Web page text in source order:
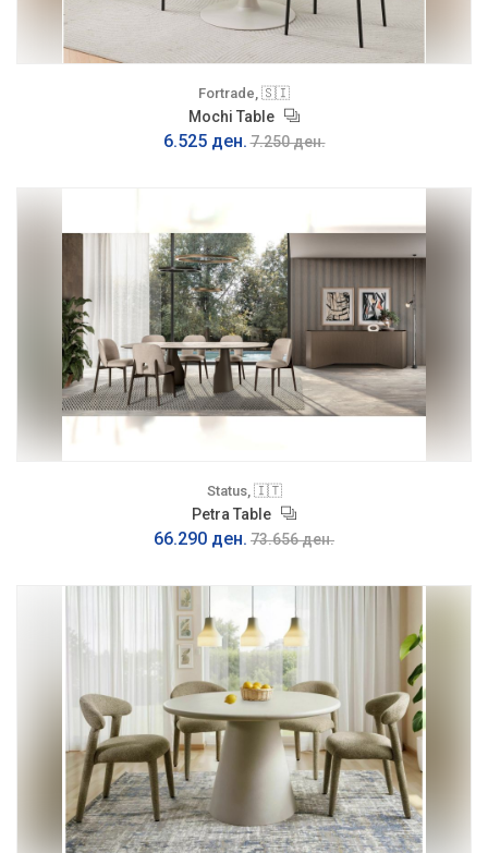
Fortrade, 🇸🇮
Mochi Table
6.525 ден. 7.250 ден.
Status, 🇮🇹
Petra Table
66.290 ден. 73.656 ден.